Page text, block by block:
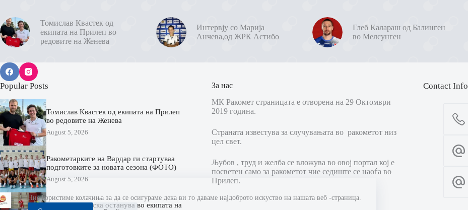
Ние користиме колачиња за да се осигураме дека ви го даваме најдоброто искуство на нашата веб -страница.
Томислав Квастек од
екипата на Прилеп во
редовите на Женева
Интервју со Марија
Анчева,од ЖРК Астибо
Глеб Калараш од Балинген
во Мелсунген
Popular Posts
Томислав Квастек од екипата на Прилеп
во редовите на Женева
August 5, 2026
Ракометарките на Вардар ги стартуваа
подготовките за новата сезона (ФОТО)
August 5, 2026
Весна Христоска останува во екипата на
За нас
МК Ракомет страницата е отворена на 29 Октомври
2019 година.
Страната известува за случувањата во ракометот низ
цел свет.
Љубов , труд и желба се вложува во овој портал кој е
посветен само за ракометот чие седиште се наоѓа во
Прилеп.
Contact Info